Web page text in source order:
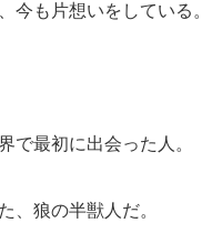
も片想いをしている。
で最初に出会った人。
、狼の半獣人だ。